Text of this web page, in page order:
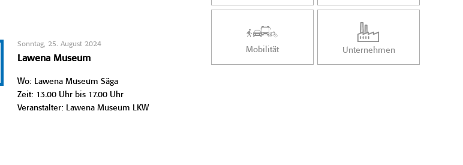
Sonntag, 25. August 2024
Lawena Museum
Wo: Lawena Museum Säga
Zeit: 13.00 Uhr bis 17.00 Uhr
Veranstalter: Lawena Museum LKW
Mobilität Unternehmen